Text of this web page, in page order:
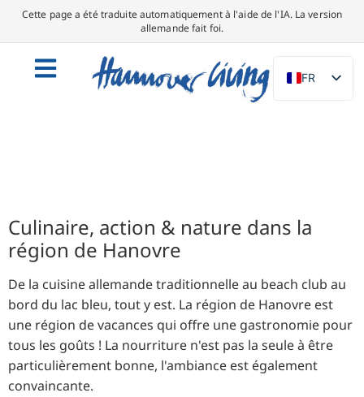
Cette page a été traduite automatiquement à l'aide de l'IA. La version
allemande fait foi.
FR
DE
IT
SV
PT
TR
RU
Culinaire, action & nature dans la
région de Hanovre
De la cuisine allemande traditionnelle au beach club au
bord du lac bleu, tout y est. La région de Hanovre est
une région de vacances qui offre une gastronomie pour
tous les goûts ! La nourriture n'est pas la seule à être
particulièrement bonne, l'ambiance est également
convaincante.